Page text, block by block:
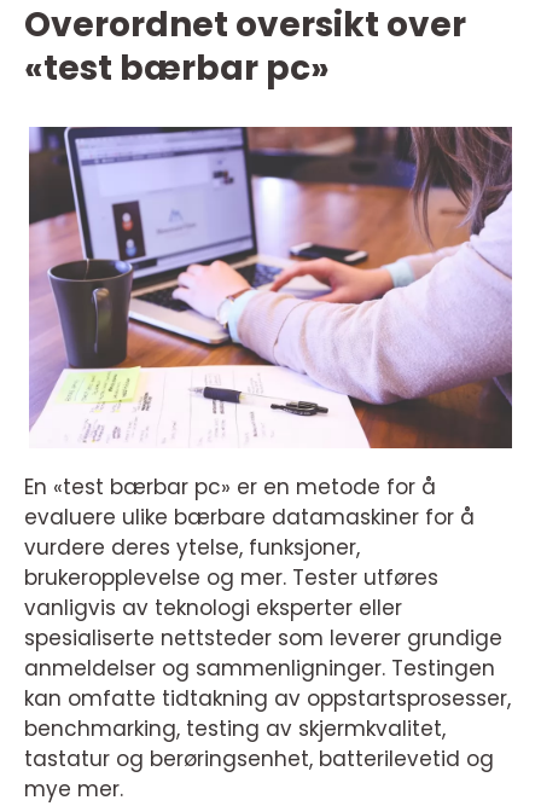
Overordnet oversikt over
«test bærbar pc»
En «test bærbar pc» er en metode for å
evaluere ulike bærbare datamaskiner for å
vurdere deres ytelse, funksjoner,
brukeropplevelse og mer. Tester utføres
vanligvis av teknologi eksperter eller
spesialiserte nettsteder som leverer grundige
anmeldelser og sammenligninger. Testingen
kan omfatte tidtakning av oppstartsprosesser,
benchmarking, testing av skjermkvalitet,
tastatur og berøringsenhet, batterilevetid og
mye mer.